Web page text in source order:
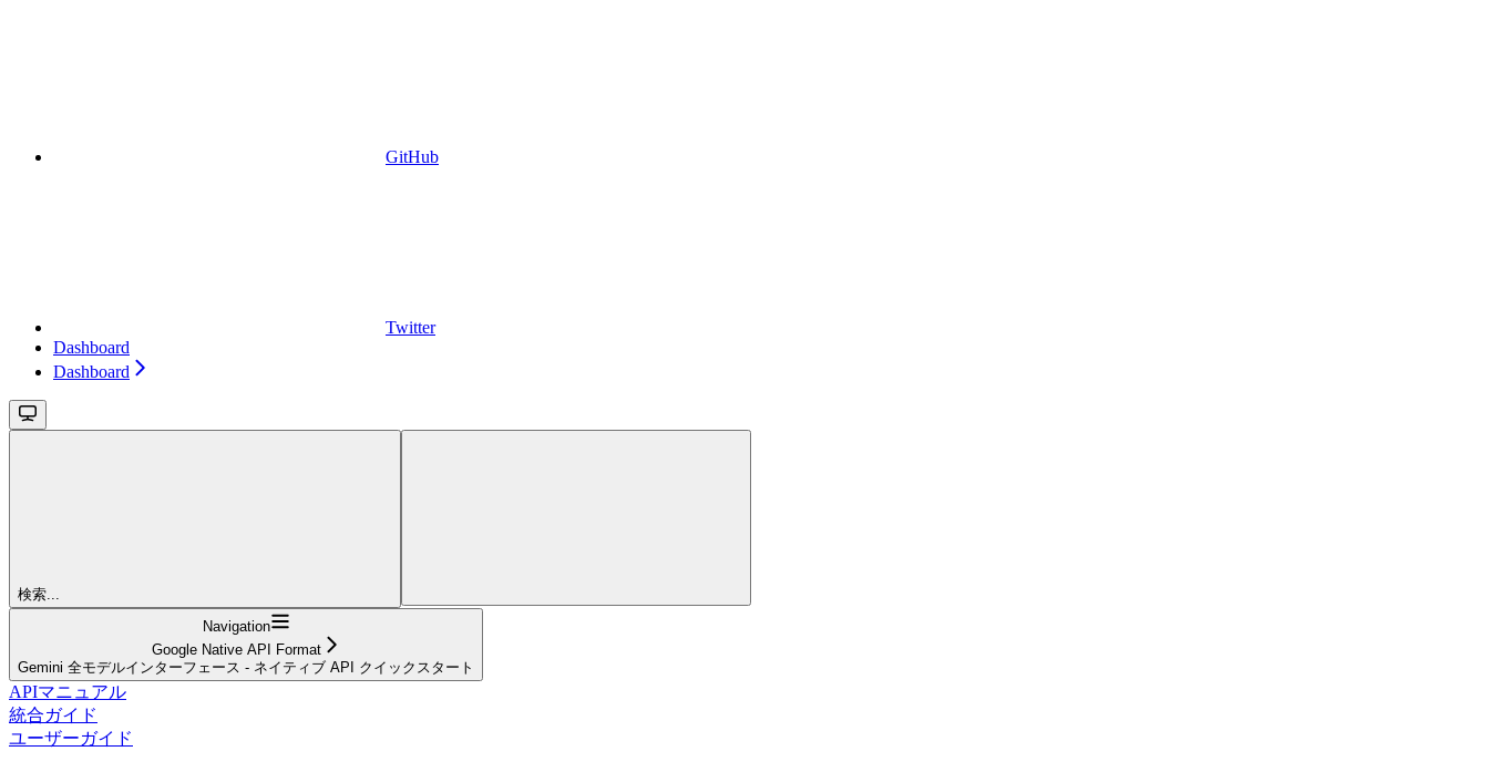
GitHub
Twitter
Dashboard
Dashboard
検索...
Navigation
Google Native API Format
Gemini 全モデルインターフェース - ネイティブ API クイックスタート
APIマニュアル
統合ガイド
ユーザーガイド